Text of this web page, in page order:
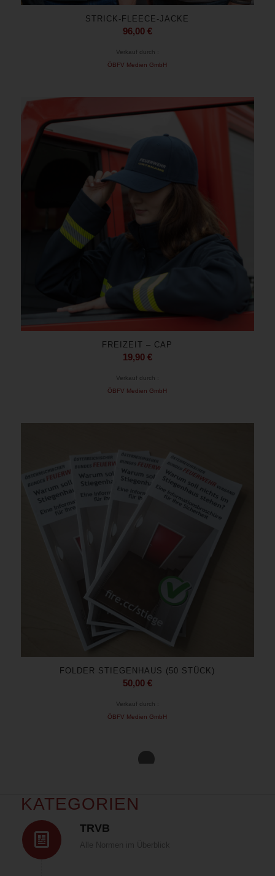
STRICK-FLEECE-JACKE
96,00 €
Verkauf durch :
ÖBFV Medien GmbH
FREIZEIT – CAP
19,90 €
Verkauf durch :
ÖBFV Medien GmbH
FOLDER STIEGENHAUS (50 STÜCK)
50,00 €
Verkauf durch :
ÖBFV Medien GmbH
KATEGORIEN
TRVB